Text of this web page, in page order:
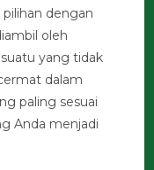
dengan
oleh
yang tidak
dalam
paling sesuai
Anda menjadi